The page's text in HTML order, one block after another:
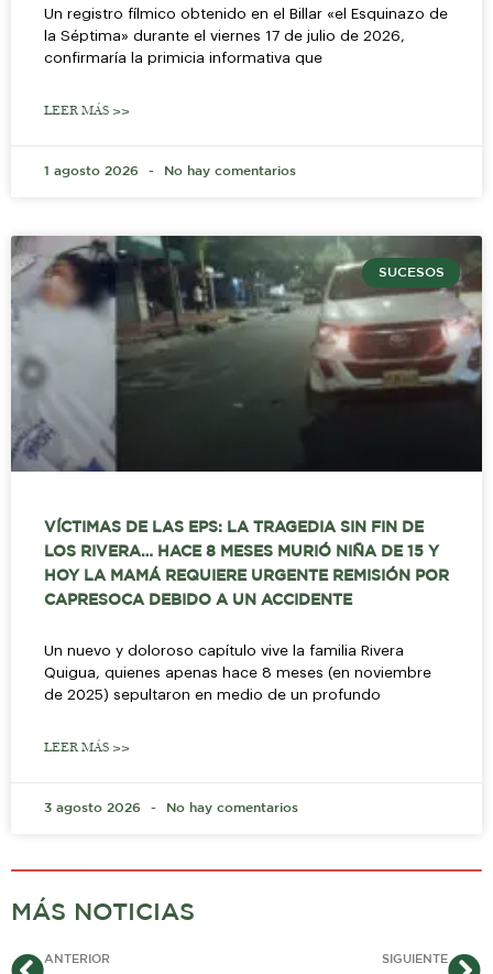
Un registro fílmico obtenido en el Billar «el Esquinazo de
la Séptima» durante el viernes 17 de julio de 2026,
confirmaría la primicia informativa que
LEER MÁS >>
1 agosto 2026 No hay comentarios
SUCESOS
VÍCTIMAS DE LAS EPS: LA TRAGEDIA SIN FIN DE
LOS RIVERA… HACE 8 MESES MURIÓ NIÑA DE 15 Y
HOY LA MAMÁ REQUIERE URGENTE REMISIÓN POR
CAPRESOCA DEBIDO A UN ACCIDENTE
Un nuevo y doloroso capítulo vive la familia Rivera
Quigua, quienes apenas hace 8 meses (en noviembre
de 2025) sepultaron en medio de un profundo
LEER MÁS >>
3 agosto 2026 No hay comentarios
MÁS NOTICIAS
AntANTERIOR SIGUIENTE